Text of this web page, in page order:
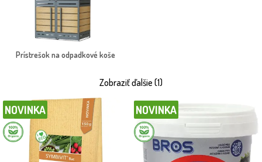
Prístrešok na odpadkové koše
Zobraziť ďalšie (1)
NOVINKA NOVINKA